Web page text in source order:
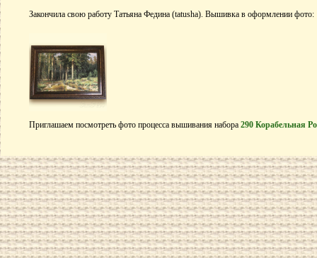
Закончила свою работу Татьяна Федина (tatusha). Вышивка в оформлении фото:
Приглашаем посмотреть фото процесса вышивания набора 290 Корабельная